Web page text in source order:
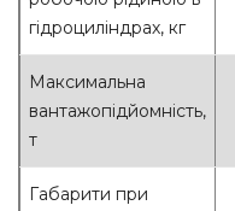
гідроциліндрах, кг
Максимальна
вантажопідйомність,
т
Габарити при